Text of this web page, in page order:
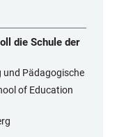
die Schule der
und Pädagogische
of Education